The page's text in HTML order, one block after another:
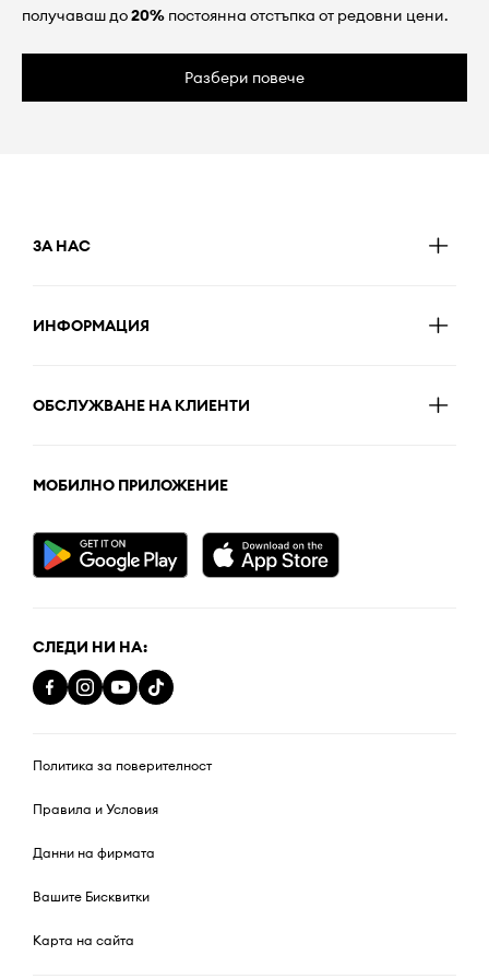
получаваш до20% постоянна отстъпка от редовни цени.
Разбери повече
ЗА НАС
ИНФОРМАЦИЯ
ОБСЛУЖВАНЕ НА КЛИЕНТИ
МОБИЛНО ПРИЛОЖЕНИЕ
СЛЕДИ НИ НА:
Политика за поверителност
Правила и Условия
Данни на фирмата
Вашите Бисквитки
Карта на сайта